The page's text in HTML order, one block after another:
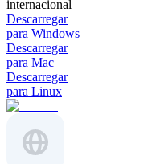
internacional
Descarregar
para Windows
Descarregar
para Mac
Descarregar
para Linux